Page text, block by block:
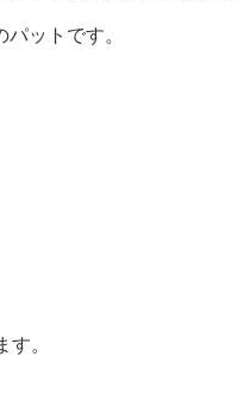
ットです。
。